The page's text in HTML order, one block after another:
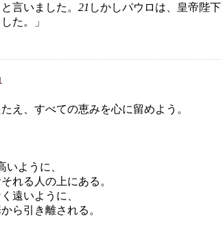
言いました。 21 しかしパウロは、皇帝陛
た。」
え、すべての恵みを心に留めよう。
いように、
れる人の上にある。
遠いように、
ら引き離される。